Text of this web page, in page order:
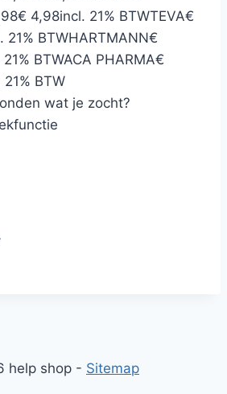
€ 4,98incl. 21% BTWTEVA€
21% BTWHARTMANN€
BTWACA PHARMA€
21% BTW
wat je zocht?
help shop - Sitemap